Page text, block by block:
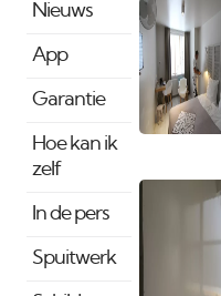
Nieuws
App
Garantie
Hoe kan ik
zelf
In de pers
Spuitwerk